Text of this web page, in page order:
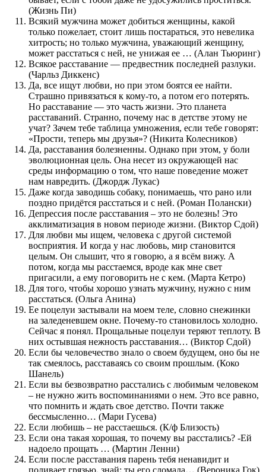
(Жизнь Пи)
Всякий мужчина может добиться женщины, какой
только пожелает, стоит лишь постараться, это невелика
хитрость; но только мужчина, уважающий женщину,
может расстаться с ней, не унижая ее … (Алан Тьюринг)
Всякое расставание — предвестник последней разлуки.
(Чарльз Диккенс)
Да, все ищут любви, но при этом боятся ее найти.
Страшно привязаться к кому-то, а потом его потерять.
Но расставание — это часть жизни. Это планета
расставаний. Странно, почему нас в детстве этому не
учат? Зачем тебе таблица умножения, если тебе говорят:
«Прости, теперь мы друзья»? (Никита Колесников)
Да, расставания болезненны. Однако при этом, у боли
эволюционная цель. Она несет из окружающей нас
среды информацию о том, что наше поведение может
нам навредить. (Джордж Лукас)
Даже когда заводишь собаку, понимаешь, что рано или
поздно придётся расстаться и с ней. (Роман Полански)
Депрессия после расставания – это не болезнь! Это
акклиматизация в новом периоде жизни. (Виктор Сдой)
Для любви мы ищем, человека с другой системой
восприятия. И когда у нас любовь, мир становится
целым. Он слышит, что я говорю, а я всём вижу. А
потом, когда мы расстаемся, вроде как мне свет
пригасили, а ему поговорить не с кем. (Марта Кетро)
Для того, чтобы хорошо узнать мужчину, нужно с ним
расстаться. (Ольга Анина)
Ее поцелуи застывали на моем теле, словно снежинки
на заледеневшем окне. Почему-то становилось холодно.
Сейчас я понял. Прощальные поцелуи теряют теплоту. В
них остывшая нежность расставания… (Виктор Сдой)
Если бы человечество знало о своем будущем, оно бы не
так смеялось, расставаясь со своим прошлым. (Коко
Шанель)
Если вы безвозвратно расстались с любимым человеком
– не нужно жить воспоминаниями о нем. Это все равно,
что помнить и ждать свое детство. Почти также
бессмысленно… (Мари Гусева)
Если любишь – не расстаешься. (К/ф Близость)
Если она такая хорошая, то почему вы расстались? -Ей
надоело прощать … (Мартин Ленни)
Если после расставания парень тебя ненавидит и